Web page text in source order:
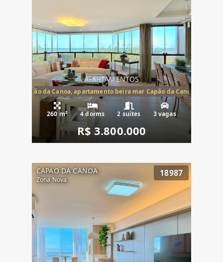
APARTAMENTOS
mar Capão da Canoa, apartamento beira mar Capão da Canoa,
260 m² 4 dorms 2 suítes 3 vagas
R$ 3.800.000
CAPAO DA CANOA
Zona Nova
18987